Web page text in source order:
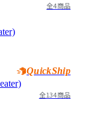
全4商品
QuickShip
全134商品